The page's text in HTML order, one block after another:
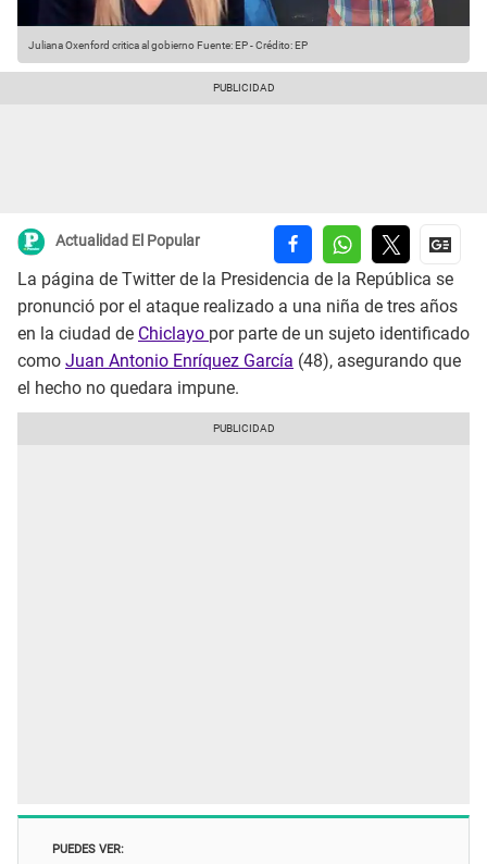
Juliana Oxenford critica al gobiernoFuente: EP-Crédito: EP
Actualidad El Popular
La página de Twitter de la Presidencia de la República se
pronunció por el ataque realizado a una niña de tres años
en la ciudad de Chiclayo por parte de un sujeto identificado
como Juan Antonio Enríquez García (48), asegurando que
el hecho no quedara impune.
PUEDES VER: